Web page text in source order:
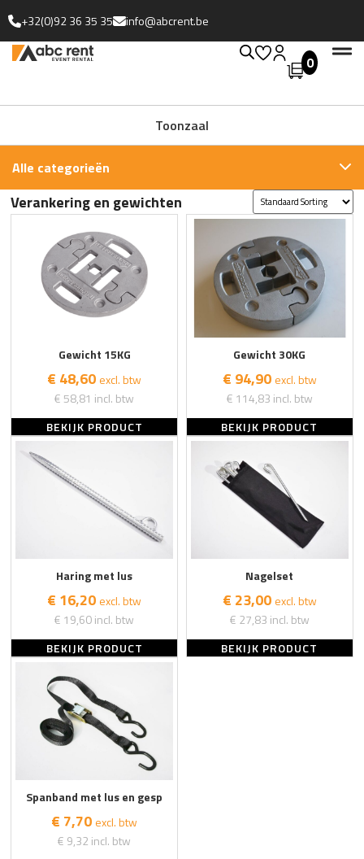
+32(0)92 36 35 35 info@abcrent.be
0
Toonzaal
Uitgebreide collectie
Alle categorieën
Verankering en gewichten
Gewicht 15KG
€ 48,60 excl. btw
€ 58,81 incl. btw
BEKIJK PRODUCT
Gewicht 30KG
€ 94,90 excl. btw
€ 114,83 incl. btw
BEKIJK PRODUCT
Haring met lus
€ 16,20 excl. btw
€ 19,60incl. btw
BEKIJK PRODUCT
Nagelset
€ 23,00 excl. btw
€ 27,83 incl. btw
BEKIJK PRODUCT
Spanband met lus en gesp
€ 7,70 excl. btw
€ 9,32 incl. btw